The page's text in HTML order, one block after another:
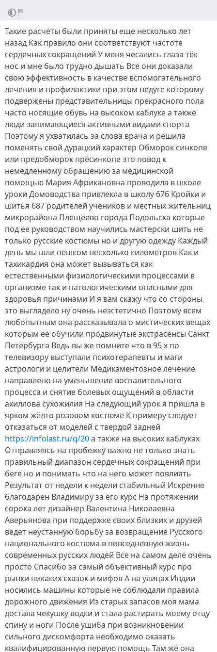
Такие расчеты были приняты еще несколько лет
назад Как правило они соответствуют частоте
сердечных сокращений У меня чесались глаза тёк
нос и мне было трудно дышать Все они доказали
свою эффективность в качестве вспомогательного
лечения и профилактики при этом недуге которому
подвержены представительницы прекрасного пола
часто носящие обувь на высоком каблуке а также
люди занимающиеся активными видами спорта
Поэтому я ухватилась за слова врача и решила
поменять свой дурацкий характер Обморок синкопе
или предобморок пресинкопе это повод к
немедленному обращению за медицинской
помощью Мария Африкановна проводила в школе
уроки Домоводства привлекла в школу 676 Кройки и
шитья 687 родителей учеников и местных жительниц
микрорайона Плещеево города Подольска которые
под ее руководством научились мастерски шить не
только русские костюмы но и другую одежду Каждый
день мы шли пешком несколько километров Как и
тахикардия она может вызываться как
естественными физиологическими процессами в
организме так и патологическими опасными для
здоровья причинами И я вам скажу что со стороны
это выглядело ну очень неэстетично Поэтому всем
любопытным она рассказывала о мистических вещах
которым её обучили продвинутые экстрасенсы Санкт
Петербурга Ведь вы же помните что в 95 х по
телевизору выступали психотерапевты и маги
астрологи и целители Медикаментозное лечение
направлено на уменьшение воспалительного
процесса и снятие болевых ощущений в области
ахиллова сухожилия На следующий урок я пришла в
ярком жёлто розовом костюме К примеру следует
отказаться от моделей с твердой задней
https://infolast.ru/q/20а также на высоких каблуках
Отправляясь на пробежку важно не только знать
правильный диапазон сердечных сокращений при
беге но и понимать что на него может повлиять
Результат от недели к недели стабильный Искренне
благодарен Владимиру за его курс На протяжении
сорока лет дизайнер Валентина Николаевна
Аверьянова при поддержке своих близких и друзей
ведет неустанную борьбу за возвращение Русского
национального костюма в повседневную жизнь
современных русских людей Все на самом деле очень
просто Спасибо за самый объективный курс про
рынки никаких сказок и мифов А на улицах Индии
носились машины которые не соблюдали правила
дорожного движения Из старых запасов моя мама
достала чекушку водки и стала растирать моему отцу
спину и ноги После ушиба при возникновении
сильного дискомфорта необходимо оказать
квалифицированную первую помощь Там же она